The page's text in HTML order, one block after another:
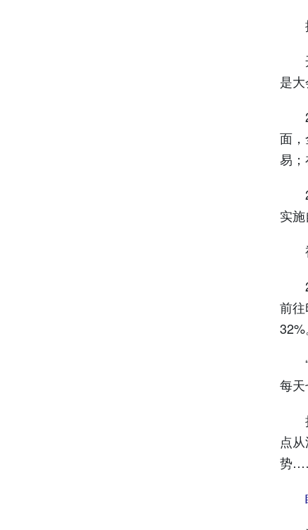
推
开
是大
面
易；
实
视
2
前
32%
“
每天
扩
点
势